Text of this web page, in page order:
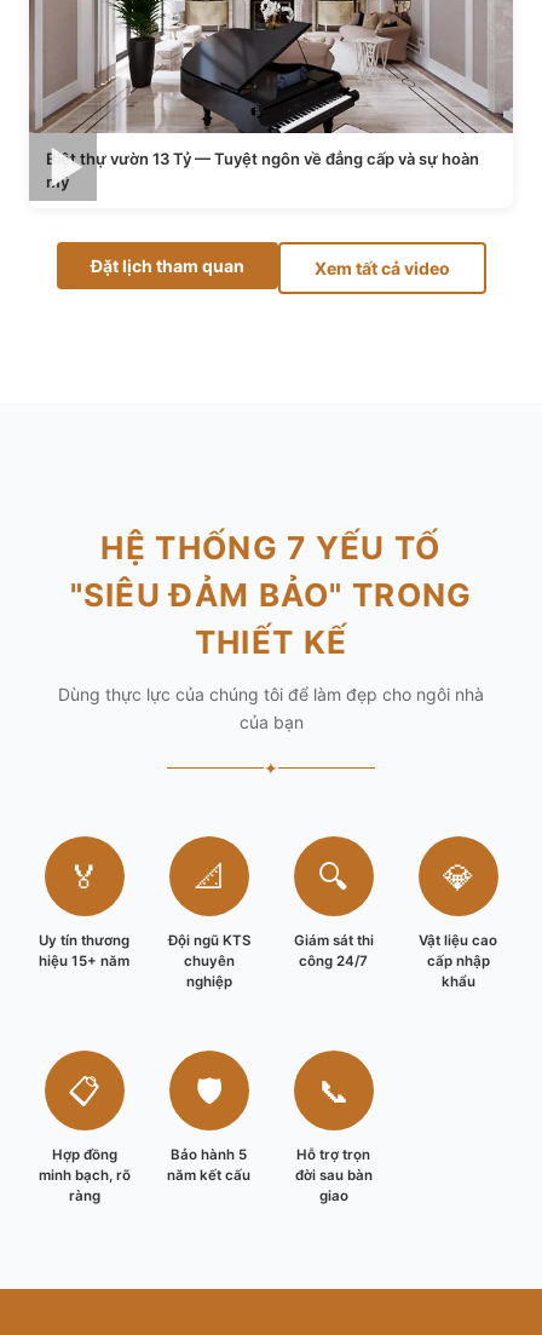
Biệt thự vườn 13 Tỷ — Tuyệt ngôn về đẳng cấp và sự hoàn
mỹ
Đặt lịch tham quan Xem tất cả video
HỆ THỐNG 7 YẾU TỐ
"SIÊU ĐẢM BẢO" TRONG
THIẾT KẾ
Dùng thực lực của chúng tôi để làm đẹp cho ngôi nhà
của bạn
✦
🏅
Uy tín thương
hiệu 15+ năm
📐
Đội ngũ KTS
chuyên
nghiệp
🔍
Giám sát thi
công 24/7
💎
Vật liệu cao
cấp nhập
khẩu
📋
Hợp đồng
minh bạch, rõ
ràng
🛡️
Bảo hành 5
năm kết cấu
📞
Hỗ trợ trọn
đời sau bàn
giao